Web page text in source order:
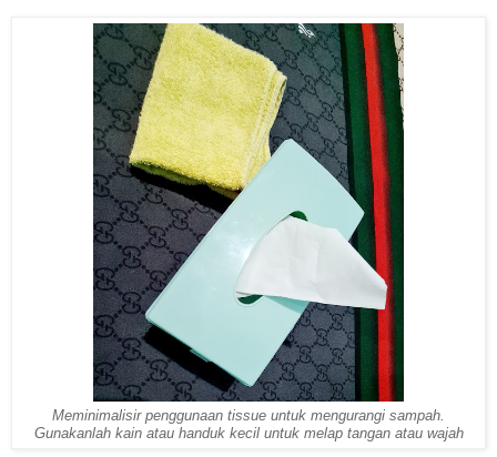
Meminimalisir penggunaan tissue untuk mengurangi sampah.
Gunakanlah kain atau handuk kecil untuk melap tangan atau wajah